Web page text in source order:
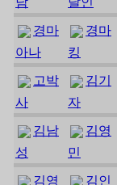
경마
아나
경마
킹
고박
사
김기
자
김남
성
김영
민
김영 김인